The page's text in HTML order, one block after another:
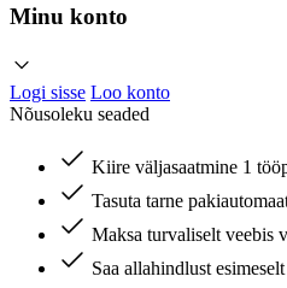
Minu konto
Logi sisse Loo konto
Nõusoleku seaded
Kiire väljasaatmine 1
Tasuta tarne
Maksa turvaliselt veebis
Saa allahindlust